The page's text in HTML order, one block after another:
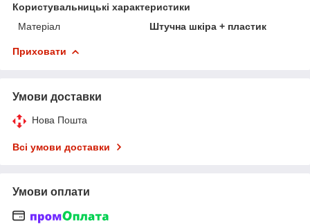
Користувальницькі характеристики
Матеріал
Штучна шкіра + пластик
Приховати
Умови доставки
Нова Пошта
Всі умови доставки
Умови оплати